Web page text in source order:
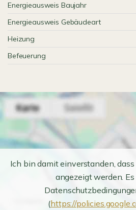
Energieausweis Baujahr
Energieausweis Gebäudeart
Heizung
Befeuerung
Ich bin damit einverstanden,
angezeigt werden.
(https://